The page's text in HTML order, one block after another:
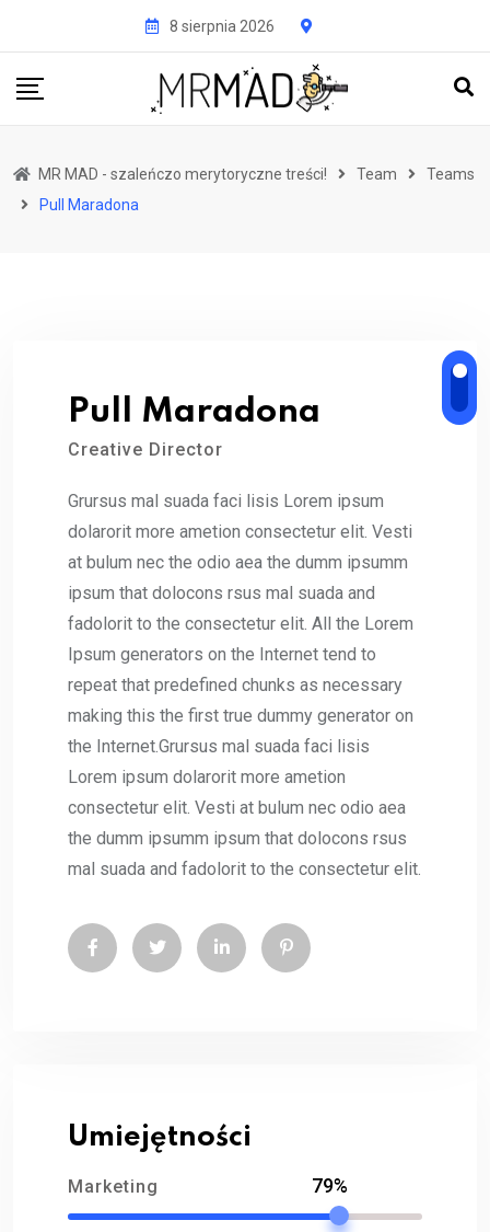
treści
8 sierpnia 2026
MR MAD - szaleńczo merytoryczne treści! Team
Teams
Pull Maradona
Pull Maradona
Creative Director
Grursus mal suada faci lisis Lorem ipsum
dolarorit more ametion consectetur elit. Vesti
at bulum nec the odio aea the dumm ipsumm
ipsum that dolocons rsus mal suada and
fadolorit to the consectetur elit. All the Lorem
Ipsum generators on the Internet tend to
repeat that predefined chunks as necessary
making this the first true dummy generator on
the Internet.Grursus mal suada faci lisis
Lorem ipsum dolarorit more ametion
consectetur elit. Vesti at bulum nec odio aea
the dumm ipsumm ipsum that dolocons rsus
mal suada and fadolorit to the consectetur elit.
Umiejętności
Marketing 79%